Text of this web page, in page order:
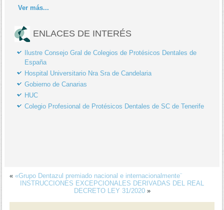
Ver más...
ENLACES DE INTERÉS
Ilustre Consejo Gral de Colegios de Protésicos Dentales de
España
Hospital Universitario Nra Sra de Candelaria
Gobierno de Canarias
HUC
Colegio Profesional de Protésicos Dentales de SC de Tenerife
««Grupo Dentazul premiado nacional e internacionalmente¨
INSTRUCCIONES EXCEPCIONALES DERIVADAS DEL REAL
DECRETO LEY 31/2020»